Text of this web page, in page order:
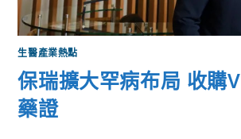
生醫產業熱點
保瑞擴大罕病布局 收
藥證